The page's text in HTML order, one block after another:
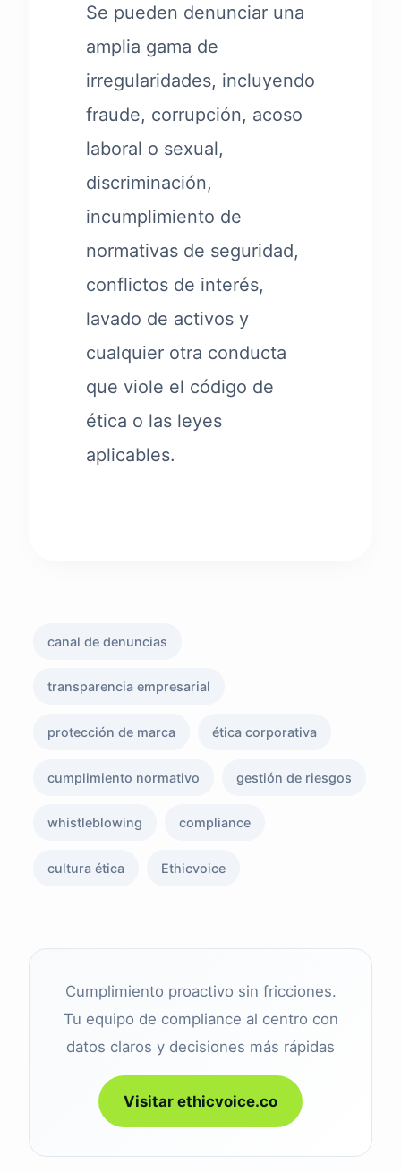
Se pueden denunciar una
amplia gama de
irregularidades, incluyendo
fraude, corrupción, acoso
laboral o sexual,
discriminación,
incumplimiento de
normativas de seguridad,
conflictos de interés,
lavado de activos y
cualquier otra conducta
que viole el código de
ética o las leyes
aplicables.
canal de denuncias
transparencia empresarial
protección de marca ética corporativa
cumplimiento normativo gestión de riesgos
whistleblowing compliance
cultura ética Ethicvoice
Cumplimiento proactivo sin fricciones.
Tu equipo de compliance al centro con
datos claros y decisiones más rápidas
Visitar ethicvoice.co